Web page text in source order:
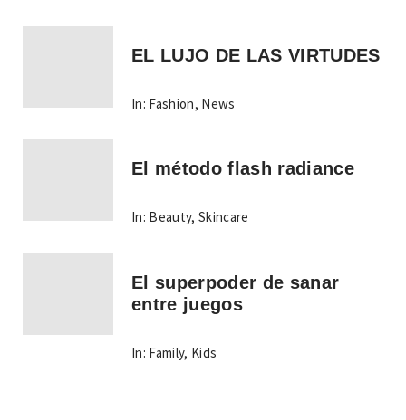
EL LUJO DE LAS VIRTUDES
In: Fashion, News
El método flash radiance
In: Beauty,Skincare
El superpoder de sanar
entre juegos
In: Family, Kids